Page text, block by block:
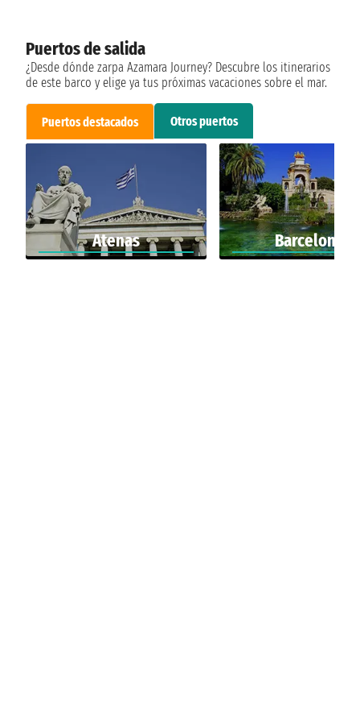
Puertos de salida
¿Desde dónde zarpa Azamara Journey? Descubre los itinerarios
de este barco y elige ya tus próximas vacaciones sobre el mar.
Puertos destacados Otros puertos
Atenas Barcelona